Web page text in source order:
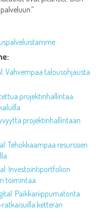
Vahvempaa talousohjausta
projektinhallintaa
projektinhallintaan
Tehokkaampaa resurssien
Investointiportfolion
toimintaa
Paikkariippumatonta
ketterän